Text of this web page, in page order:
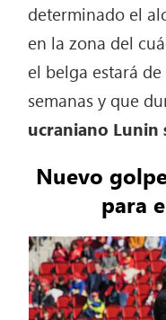
determinado el
en la zona del
el belga estará
semanas y que
ucraniano Lunin
Nuevo
para